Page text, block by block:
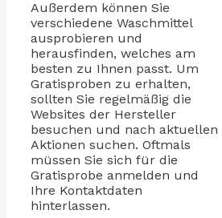
Außerdem können Sie
verschiedene Waschmittel
ausprobieren und
herausfinden, welches am
besten zu Ihnen passt. Um
Gratisproben zu erhalten,
sollten Sie regelmäßig die
Websites der Hersteller
besuchen und nach aktuellen
Aktionen suchen. Oftmals
müssen Sie sich für die
Gratisprobe anmelden und
Ihre Kontaktdaten
hinterlassen.